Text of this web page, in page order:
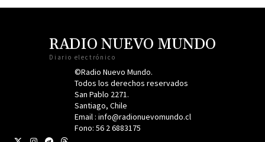
RADIO NUEVO MUNDO
Diario electrónico
©Radio Nuevo Mundo.
Todos los derechos reservados
San Pablo 2271.
Santiago, Chile
Email : info@radionuevomundo.cl
Fono: 56 2 6883175